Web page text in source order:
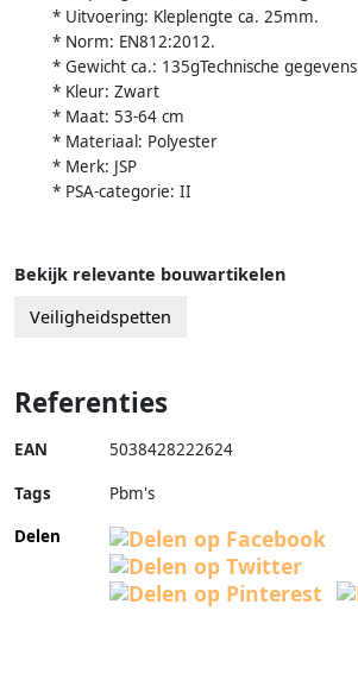
* Uitvoering: Kleplengte ca. 25mm.
* Norm: EN812:2012.
* Gewicht ca.: 135gTechnische gegevens
* Kleur: Zwart
* Maat: 53-64 cm
* Materiaal: Polyester
* Merk: JSP
* PSA-categorie: II
Bekijk relevante bouwartikelen
Veiligheidspetten
Referenties
EAN 5038428222624
Tags
Pbm's
Delen